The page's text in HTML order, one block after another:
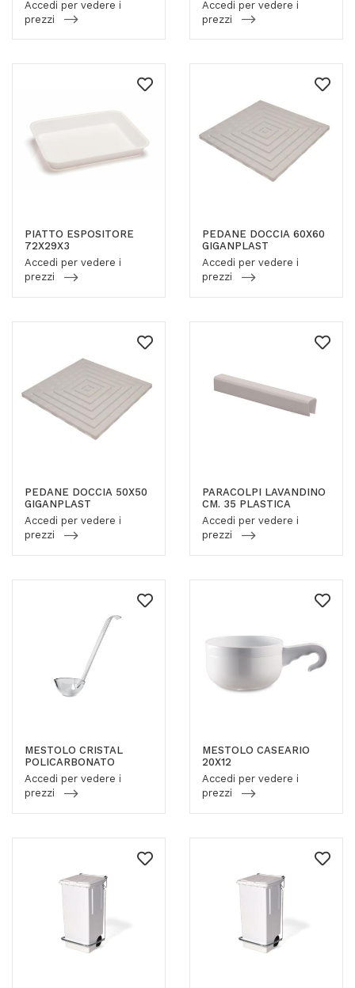
Accedi per vedere i
prezzi
Accedi per vedere i
prezzi
PIATTO ESPOSITORE
72X29X3
Accedi per vedere i
prezzi
PEDANE DOCCIA 60X60
GIGANPLAST
Accedi per vedere i
prezzi
PEDANE DOCCIA 50X50
GIGANPLAST
Accedi per vedere i
prezzi
PARACOLPI LAVANDINO
CM. 35 PLASTICA
Accedi per vedere i
prezzi
MESTOLO CRISTAL
POLICARBONATO
Accedi per vedere i
prezzi
MESTOLO CASEARIO
20X12
Accedi per vedere i
prezzi